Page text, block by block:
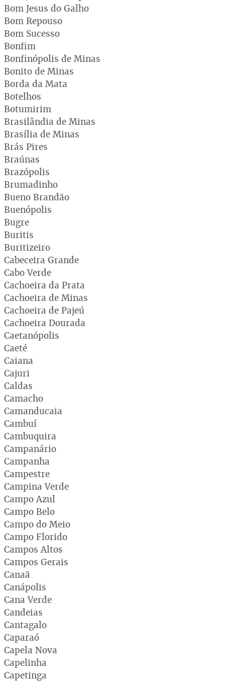
Bom Jesus do Galho
Bom Repouso
Bom Sucesso
Bonfim
Bonfinópolis de Minas
Bonito de Minas
Borda da Mata
Botelhos
Botumirim
Brasilândia de Minas
Brasília de Minas
Brás Pires
Braúnas
Brazópolis
Brumadinho
Bueno Brandão
Buenópolis
Bugre
Buritis
Buritizeiro
Cabeceira Grande
Cabo Verde
Cachoeira da Prata
Cachoeira de Minas
Cachoeira de Pajeú
Cachoeira Dourada
Caetanópolis
Caeté
Caiana
Cajuri
Caldas
Camacho
Camanducaia
Cambuí
Cambuquira
Campanário
Campanha
Campestre
Campina Verde
Campo Azul
Campo Belo
Campo do Meio
Campo Florido
Campos Altos
Campos Gerais
Canaã
Canápolis
Cana Verde
Candeias
Cantagalo
Caparaó
Capela Nova
Capelinha
Capetinga